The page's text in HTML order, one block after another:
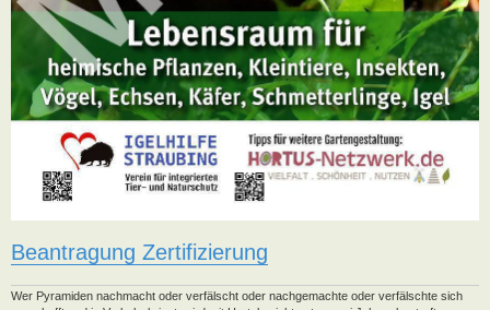
Beantragung Zertifizierung
Wer Pyramiden nachmacht oder verfälscht oder nachgemachte oder verfälschte sich